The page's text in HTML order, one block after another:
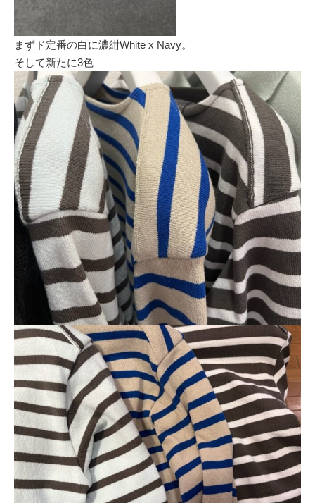
まずド定番の白に濃紺White x Navy。
そして新たに3色